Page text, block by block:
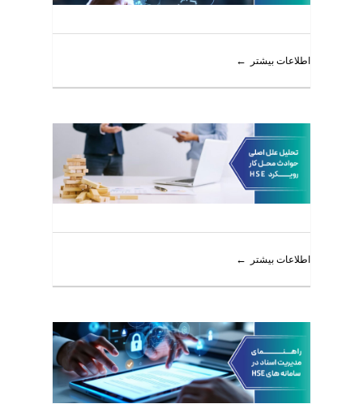
اطلاعات بیشتر
اطلاعات بیشتر